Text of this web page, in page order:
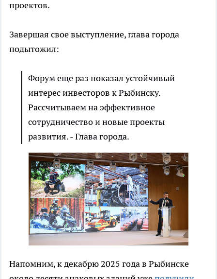
проектов.
Завершая свое выступление, глава города
подытожил:
Форум еще раз показал устойчивый
интерес инвесторов к Рыбинску.
Рассчитываем на эффективное
сотрудничество и новые проекты
развития. - Глава города.
Напомним, к декабрю 2025 года в Рыбинске